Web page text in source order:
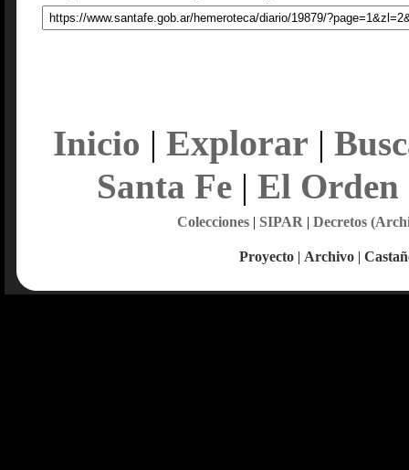
Inicio | Explorar |
Santa Fe| El Orden
Colecciones| SIPAR | Decretos
Proyecto | Archivo |